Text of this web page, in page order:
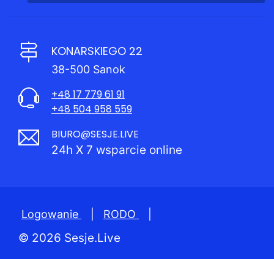
KONARSKIEGO 22
38-500 Sanok
+48 17 779 61 91
+48 504 958 559
BIURO@SESJE.LIVE
24h X 7 wsparcie online
Logowanie RODO
© 2026 Sesje.Live